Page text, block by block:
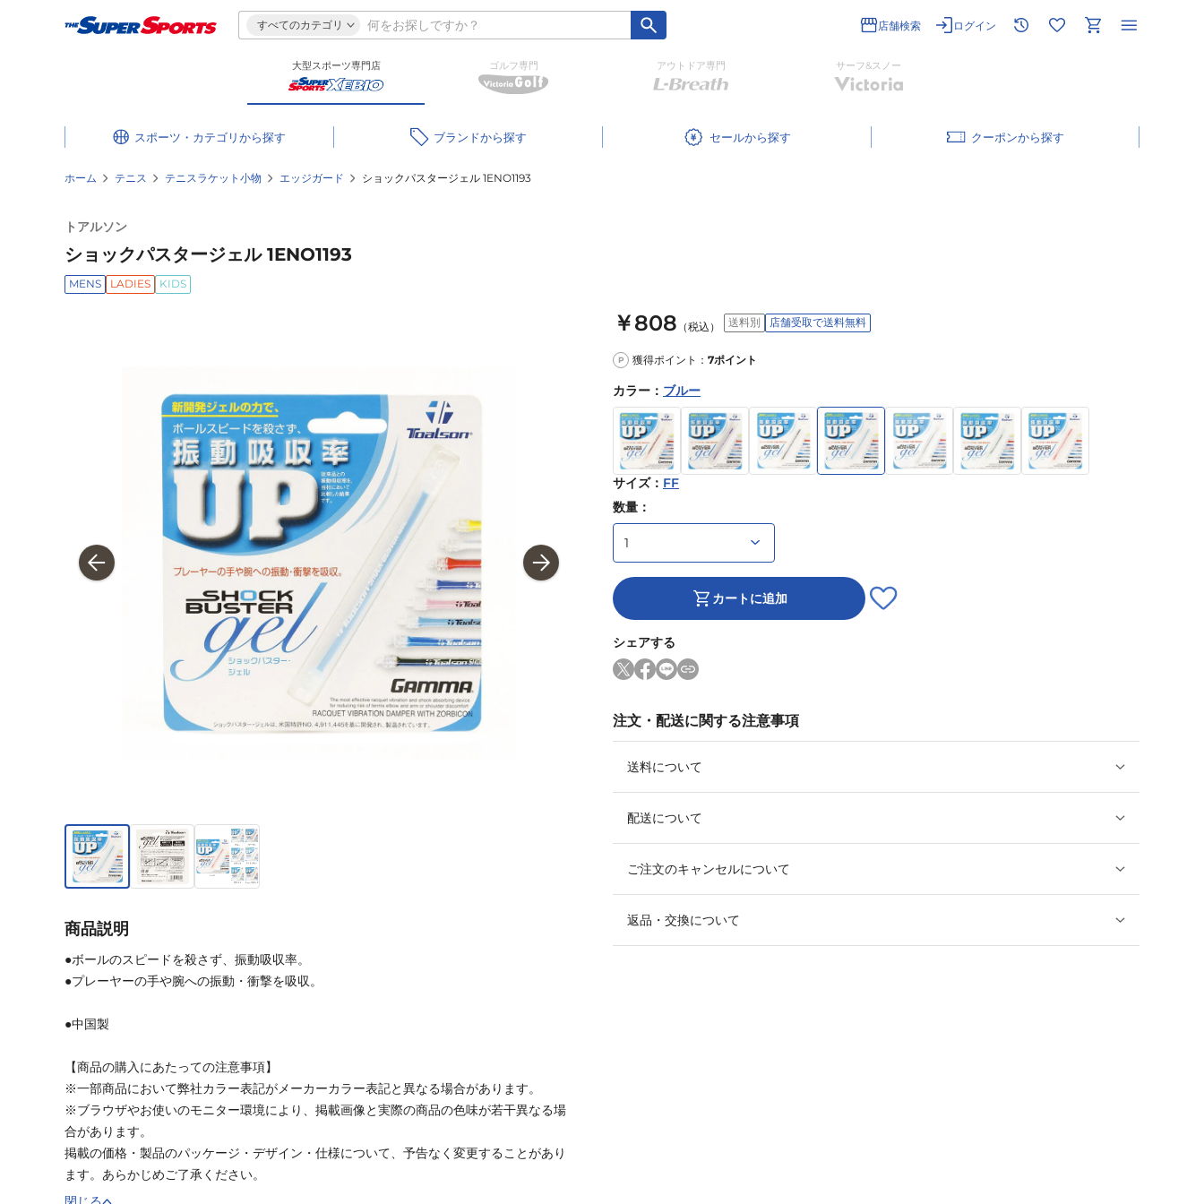
すべてのカテゴリ 店舗検索 ログイン
大型スポーツ専門店 ゴルフ専門 アウトドア専門 サーフ&スノー
スポーツ・カテゴリ ブランド セール クーポン
ホーム テニス テニスラケット小物 エッジガード ショックパスタージェル 1ENO1193
トアルソン
ショックパスタージェル 1ENO1193
MENS LADIES KIDS
￥808 （税込） 送料別 店舗受取で送料無料
P 獲得ポイント： 7ポイント
カラー ： ブルー
サイズ： FF
数量：
カートに追加
シェアする
注文・配送に関する注意事項
送料について
配送について
ご注文のキャンセルについて
返品・交換について
商品説明
●ボールのスピードを殺さず、振動吸収率。
●プレーヤーの手や腕への振動・衝撃を吸収。
●中国製
【商品の購入にあたっての注意事項】
※一部商品において弊社カラー表記がメーカーカラー表記と異なる場合があります。
※ブラウザやお使いのモニター環境により、掲載画像と実際の商品の色味が若干異なる場
合があります。
掲載の価格・製品のパッケージ・デザイン・仕様について、予告なく変更することがあり
ます。あらかじめご了承ください。